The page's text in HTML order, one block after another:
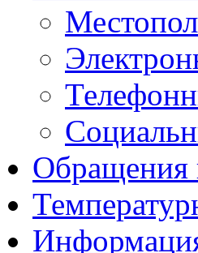
Обращения